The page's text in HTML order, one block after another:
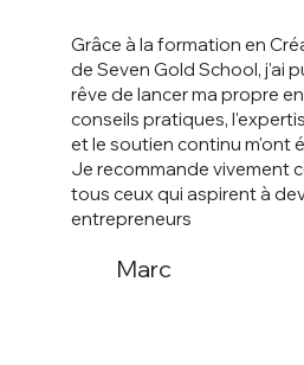
Grâce à la formation en
de Seven Gold School, j'ai
rêve de lancer ma propre
conseils pratiques,
et le soutien continu m'ont
Je recommande vivement
tous ceux qui aspirent à
entrepreneurs
Marc